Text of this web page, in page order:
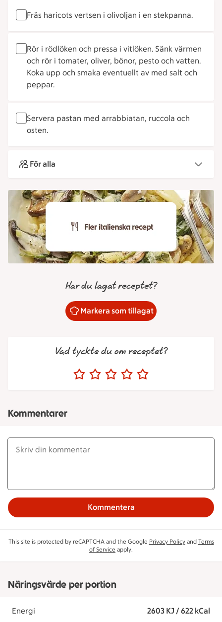
Fräs haricots vertsen i olivoljan i en stekpanna.
Rör i rödlöken och pressa i vitlöken. Sänk värmen
och rör i tomater, oliver, bönor, pesto och vatten.
Koka upp och smaka eventuellt av med salt och
peppar.
Servera pastan med arrabbiatan, ruccola och
osten.
För alla
Har du lagat receptet?
Markera som tillagat
Vad tyckte du om receptet?
Kommentarer
Kommentera
This site is protected by reCAPTCHA and the Google Privacy Policyand Terms
of Service apply.
Näringsvärde per portion
Energi 2603 KJ / 622 kCal